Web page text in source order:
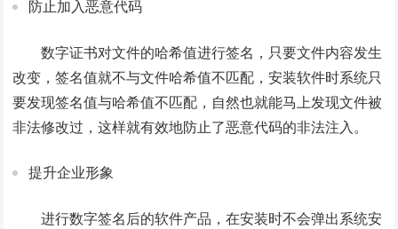
防止加入恶意代码
数字证书对文件的哈希值进行签名，只要文件内容发生
改变，签名值就不与文件哈希值不匹配，安装软件时系统只
要发现签名值与哈希值不匹配，自然也就能马上发现文件被
非法修改过，这样就有效地防止了恶意代码的非法注入。
提升企业形象
进行数字签名后的软件产品，在安装时不会弹出系统安